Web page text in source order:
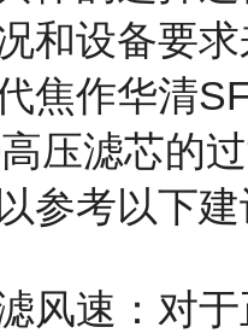
和设备要求
焦作华清
压滤芯的
参考以下建
风速：对